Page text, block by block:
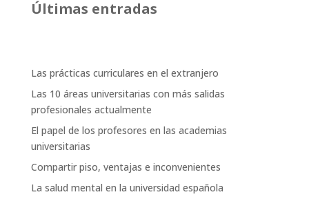
Últimas entradas
Las prácticas curriculares en el extranjero
Las 10 áreas universitarias con más salidas
profesionales actualmente
El papel de los profesores en las academias
universitarias
Compartir piso, ventajas e inconvenientes
La salud mental en la universidad española